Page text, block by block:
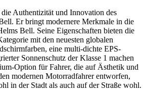
Authentizität und Innovation des
Er bringt modernere Merkmale in die
Bell. Seine Eigenschaften bieten die
mit den neuesten globalen
eine multi-dichte EPS-
Sonnenschutz der Klasse 1 machen
Option für Fahrer, die auf Ästhetik und
modernen Motorradfahrer entworfen,
in der Stadt als auch auf der Straße wohl.